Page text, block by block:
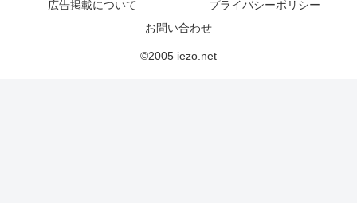
広告掲載について
プライバシーポリシー
お問い合わせ
©2005 iezo.net